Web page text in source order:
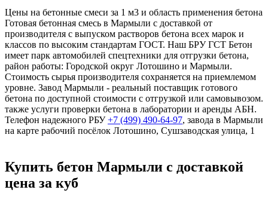
Цены на бетонные смеси за 1 м3 и область применения бетона
Готовая бетонная смесь в Мармыли с доставкой от
производителя с выпуском растворов бетона всех марок и
классов по высоким стандартам ГОСТ. Наш БРУ ГСТ Бетон
имеет парк автомобилей спецтехники для отгрузки бетона,
район работы: Городской округ Лотошино и Мармыли.
Стоимость сырья производителя сохраняется на приемлемом
уровне. Завод Мармыли - реальный поставщик готового
бетона по доступной стоимости с отгрузкой или самовывозом.
также услуги проверки бетона в лаборатории и аренды АБН.
Телефон надежного РБУ+7 (499) 490-64-97, завода в Мармыли
на карте рабочий посёлок Лотошино, Сушзаводская улица, 1
Купить бетон Мармыли с доставкой
цена за куб